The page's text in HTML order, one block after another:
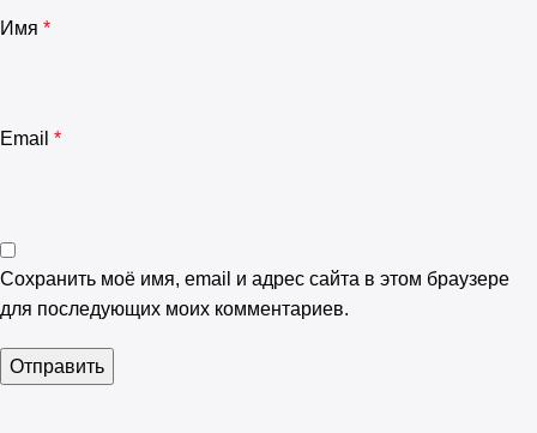
Имя *
Email *
Сохранить моё имя, email и адрес сайта в этом браузере
для последующих моих комментариев.